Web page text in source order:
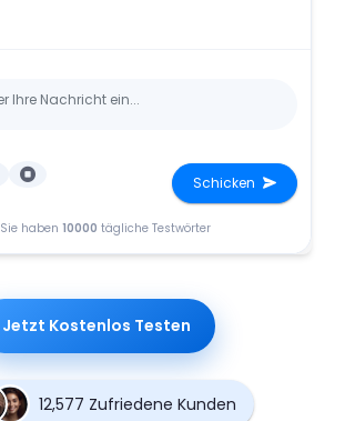
Schicken
Sie haben 10000 tägliche Testwörter
Jetzt Kostenlos Testen
12,577 Zufriedene Kunden